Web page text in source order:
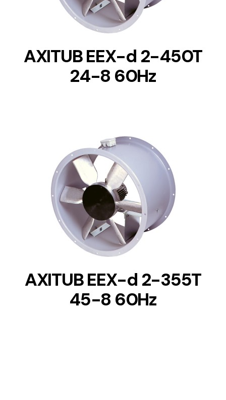
AXITUB EEX-d 2-450T
24-8 60Hz
DETAILS
AXITUB EEX-d 2-355T
45-8 60Hz